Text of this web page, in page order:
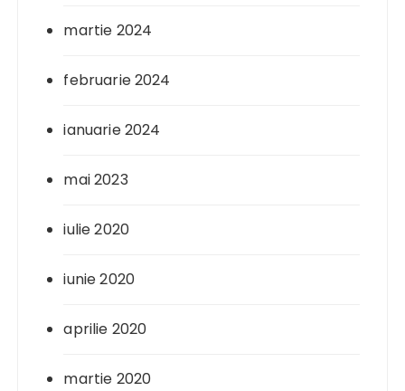
martie 2024
februarie 2024
ianuarie 2024
mai 2023
iulie 2020
iunie 2020
aprilie 2020
martie 2020